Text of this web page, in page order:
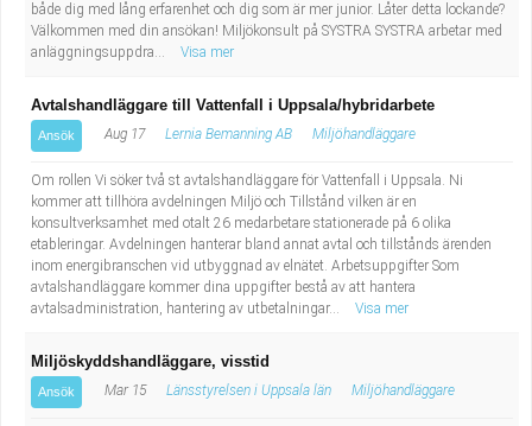
både dig med lång erfarenhet och dig som är mer junior. Låter detta lockande?
Välkommen med din ansökan! Miljökonsult på SYSTRA SYSTRA arbetar med
anläggningsuppdra...
Visa mer
Avtalshandläggare till Vattenfall i Uppsala/hybridarbete
Ansök Aug 17 Lernia Bemanning AB Miljöhandläggare
Om rollen Vi söker två st avtalshandläggare för Vattenfall i Uppsala. Ni
kommer att tillhöra avdelningen Miljö och Tillstånd vilken är en
konsultverksamhet med otalt 26 medarbetare stationerade på 6 olika
etableringar. Avdelningen hanterar bland annat avtal och tillstånds ärenden
inom energibranschen vid utbyggnad av elnätet. Arbetsuppgifter Som
avtalshandläggare kommer dina uppgifter bestå av att hantera
avtalsadministration, hantering av utbetalningar...
Visa mer
Miljöskyddshandläggare, visstid
Ansök Mar 15 Länsstyrelsen i Uppsala län Miljöhandläggare